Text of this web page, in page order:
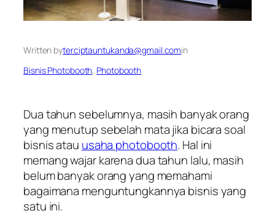
Written byterciptauntukanda@gmail.comin
Bisnis Photobooth, Photobooth
Dua tahun sebelumnya, masih banyak orang
yang menutup sebelah mata jika bicara soal
bisnis atau usaha photobooth. Hal ini
memang wajar karena dua tahun lalu, masih
belum banyak orang yang memahami
bagaimana menguntungkannya bisnis yang
satu ini.